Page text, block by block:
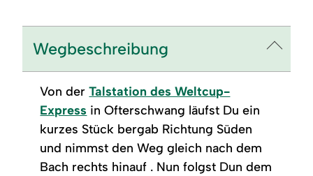
Wegbeschreibung
Von derTalstation des Weltcup-
Express in Ofterschwang läufst Du ein
kurzes Stück bergab Richtung Süden
und nimmst den Weg gleich nach dem
Bach rechts hinauf . Nun folgst Dun dem